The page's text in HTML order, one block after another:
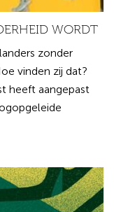
WORDT
zonder
vinden zij dat?
heeft aangepast